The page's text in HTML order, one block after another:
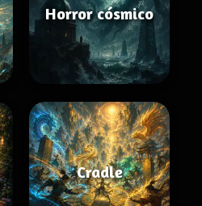
Horror cósmico
Cradle